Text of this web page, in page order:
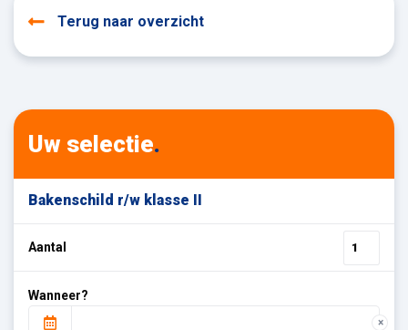
Terug naar overzicht
Uw selectie.
Bakenschild r/w klasse II
Aantal
Wanneer?
×